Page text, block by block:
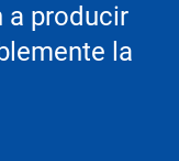
a producir
la